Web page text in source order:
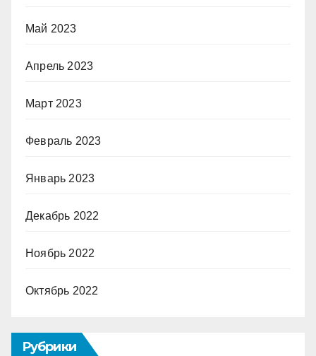
Май 2023
Апрель 2023
Март 2023
Февраль 2023
Январь 2023
Декабрь 2022
Ноябрь 2022
Октябрь 2022
Рубрики